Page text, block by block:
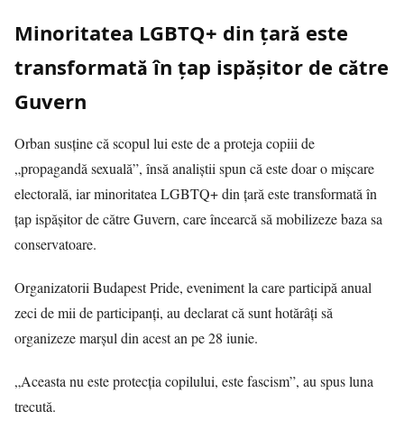
Minoritatea LGBTQ+ din țară este
transformată în țap ispășitor de către
Guvern
Orban susține că scopul lui este de a proteja copiii de
„propagandă sexuală”, însă analiștii spun că este doar o mișcare
electorală, iar minoritatea LGBTQ+ din țară este transformată în
țap ispășitor de către Guvern, care încearcă să mobilizeze baza sa
conservatoare.
Organizatorii Budapest Pride, eveniment la care participă anual
zeci de mii de participanți, au declarat că sunt hotărâți să
organizeze marșul din acest an pe 28 iunie.
„Aceasta nu este protecția copilului, este fascism”, au spus luna
trecută.